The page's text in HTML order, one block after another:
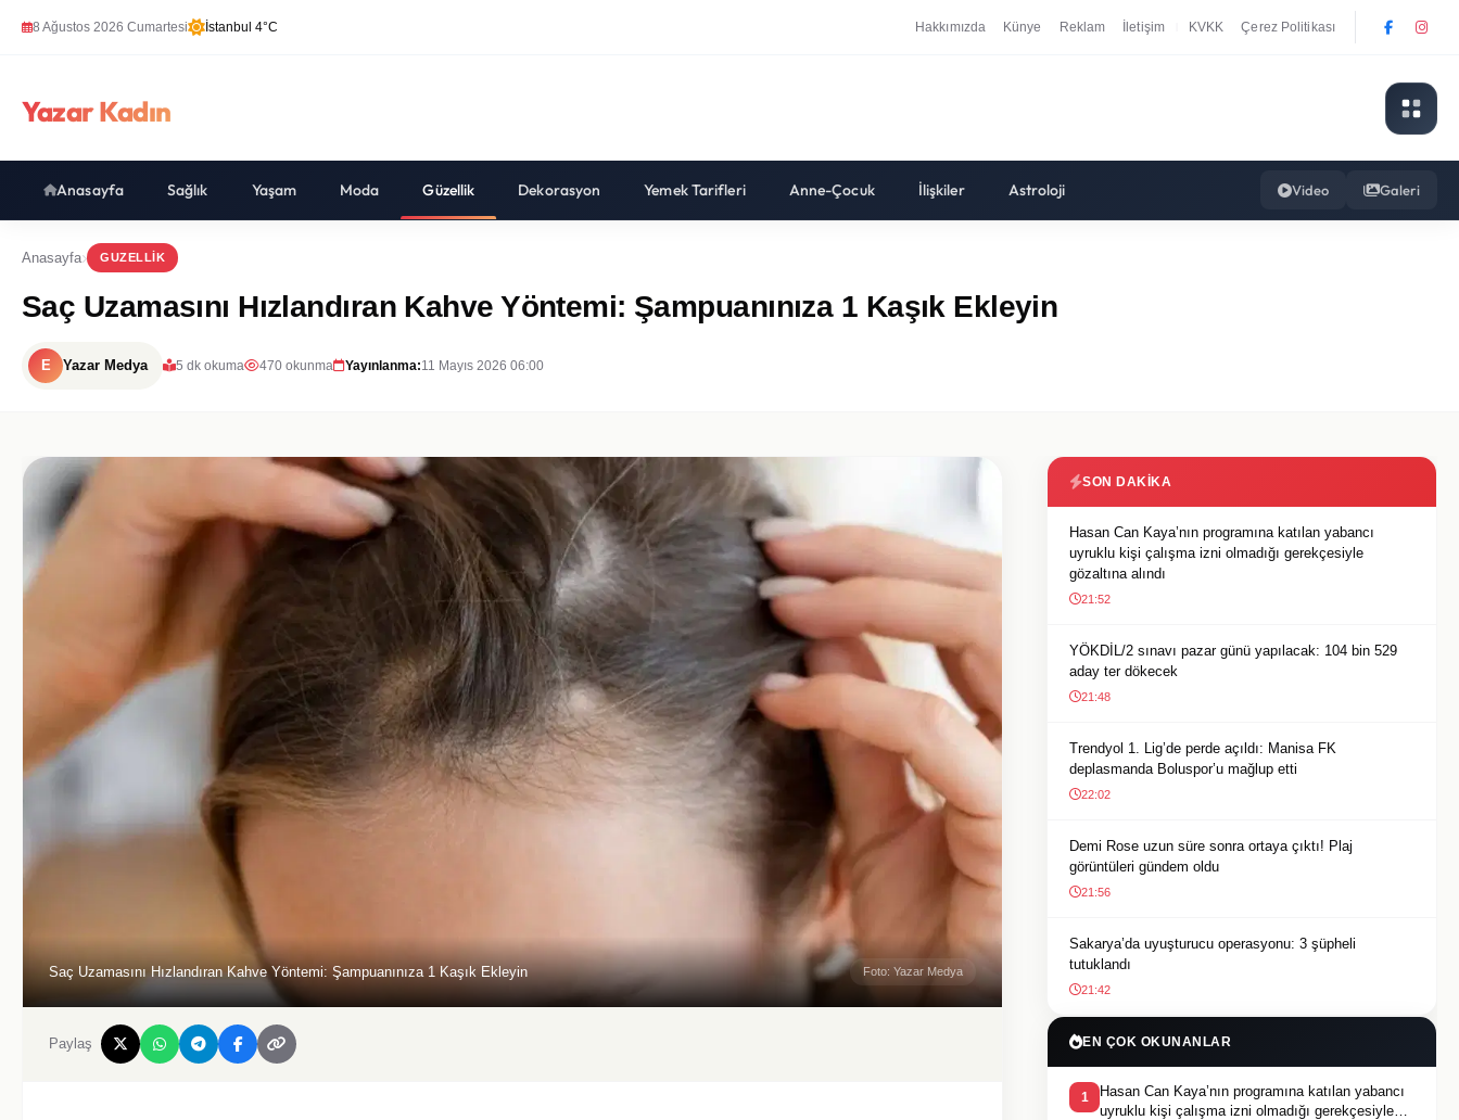
8 Ağustos 2026 Cumartesi İstanbul 4°C Hakkımızda Künye Reklam İletişim KVKK Çerez Politikası
Yazar Kadın
Anasayfa Sağlık Yaşam Moda Güzellik Dekorasyon Yemek Tarifleri Anne-Çocuk İlişkiler Astroloji Video Galeri
Anasayfa GUZELLIK
Saç Uzamasını Hızlandıran Kahve Yöntemi: Şampuanınıza 1 Kaşık Ekleyin
E Yazar Medya 5 dk okuma 470 okunma Yayınlanma:11 Mayıs 2026 06:00
Saç Uzamasını Hızlandıran Kahve Yöntemi: Şampuanınıza 1 Kaşık Ekleyin Foto: Yazar Medya
Paylaş
SON DAKIKA
Hasan Can Kaya’nın programına katılan yabancı
uyruklu kişi çalışma izni olmadığı gerekçesiyle
gözaltına alındı
21:52
YÖKDİL/2 sınavı pazar günü yapılacak: 104 bin 529
aday ter dökecek
21:48
Trendyol 1. Lig’de perde açıldı: Manisa FK
deplasmanda Boluspor’u mağlup etti
22:02
Demi Rose uzun süre sonra ortaya çıktı! Plaj
görüntüleri gündem oldu
21:56
Sakarya’da uyuşturucu operasyonu: 3 şüpheli
tutuklandı
21:42
EN ÇOK OKUNANLAR
1
Hasan Can Kaya’nın programına katılan yabancı
uyruklu kişi çalışma izni olmadığı gerekçesiyle